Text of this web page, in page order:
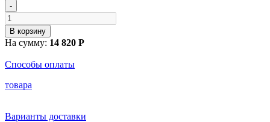
-
В корзину
На сумму: 14 820 Р
Способы оплаты
товара
Варианты доставки